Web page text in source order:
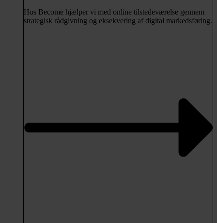
Hos Become hjælper vi med online tilstedeværelse gennem
strategisk rådgivning og eksekvering af digital markedsføring.